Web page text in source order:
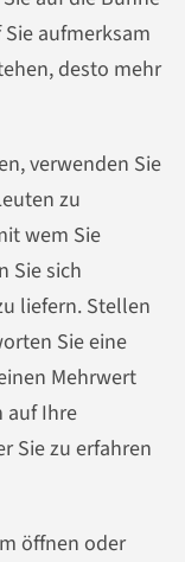
aufmerksam
desto mehr
verwenden Sie
zu
wem Sie
Sie sich
liefern. Stellen
Sie eine
Mehrwert
auf Ihre
Sie zu erfahren
öffnen oder